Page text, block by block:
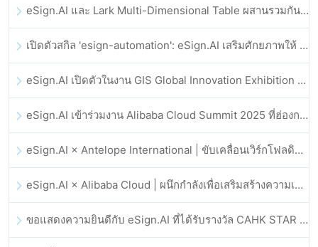
eSign.AI และ Lark Multi-Dimensional Table ผสานรวมกันอย่างเป็นทางการ: การลงนามและการเก็บถาวรสัญญาอิเล็กทรอนิกส์แบบอัตโนมัติเต็มรูปแบบ
เปิดตัวสกิล 'esign-automation': eSign.AI เสริมศักยภาพให้ OpenClaw ด้วยลายเซ็นอิเล็กทรอนิกส์อัตโนมัติ
eSign.AI เปิดตัวในงาน GIS Global Innovation Exhibition 2025
eSign.AI เข้าร่วมงาน Alibaba Cloud Summit 2025 ที่ฮ่องกง เพื่อขับเคลื่อนนวัตกรรมคลาวด์ที่ขับเคลื่อนด้วย AI และความเชื่อมั่นทางดิจิทัล
eSign.AI × Antelope International | ขับเคลื่อนเวิร์กโฟลดิจิทัลที่ปลอดภัยและขับเคลื่อนด้วย AI
eSign.AI × Alibaba Cloud | ผนึกกำลังเพื่อเสริมสร้างความเชื่อมั่นดิจิทัลระดับโลกสำหรับฟินเทค
ขอแสดงความยินดีกับ eSign.AI ที่ได้รับรางวัล CAHK STAR Award 2025